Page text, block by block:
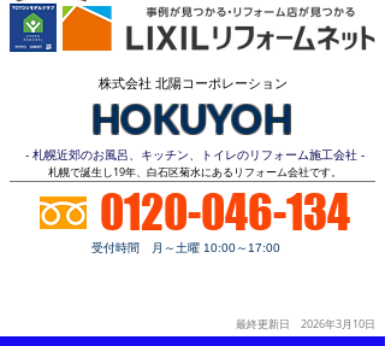
株式会社 北陽コーポレーション
HOKUYOH
- 札幌近郊のお風呂、キッチン、トイレのリフォーム施工会社 -
​札幌で誕生し19年、白石区菊水にあるリフォーム会社です。
0120-046-134
受付時間 月～土曜 10:00～17:00
最終更新日 2026年3月10日